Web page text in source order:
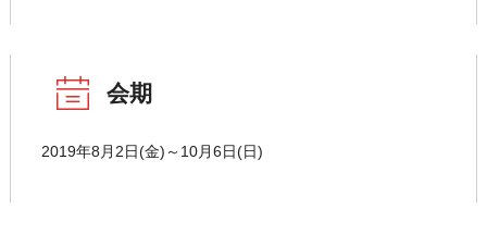
会期
2019年8月2日(金)～10月6日(日)